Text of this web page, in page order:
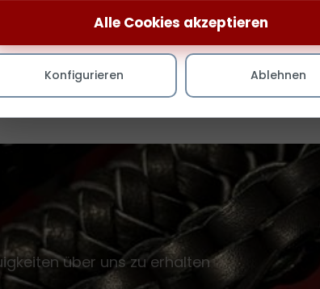
über uns zu erhalten
Ablehnen
Konfigurieren
Alle Cookies akzeptieren